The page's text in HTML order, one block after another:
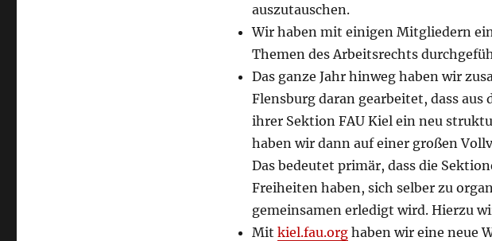
auszutauschen.
Wir haben mit einigen Mitgliedern
Themen des Arbeitsrechts
Das ganze Jahr hinweg haben wir
Flensburg daran gearbeitet, dass aus
ihrer Sektion FAU Kiel ein neu
haben wir dann auf einer großen
Das bedeutet primär, dass die
Freiheiten haben, sich selber zu
gemeinsamen erledigt wird. Hierzu
Mit kiel.fau.orghaben wir eine neue